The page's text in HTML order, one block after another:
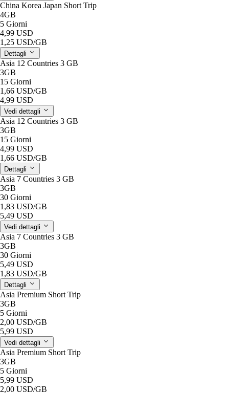
China Korea Japan Short Trip
4GB
5 Giorni
4,99 USD
1,25 USD/GB
Dettagli
Asia 12 Countries 3 GB
3GB
15 Giorni
1,66 USD/GB
4,99 USD
Vedi dettagli
Asia 12 Countries 3 GB
3GB
15 Giorni
4,99 USD
1,66 USD/GB
Dettagli
Asia 7 Countries 3 GB
3GB
30 Giorni
1,83 USD/GB
5,49 USD
Vedi dettagli
Asia 7 Countries 3 GB
3GB
30 Giorni
5,49 USD
1,83 USD/GB
Dettagli
Asia Premium Short Trip
3GB
5 Giorni
2,00 USD/GB
5,99 USD
Vedi dettagli
Asia Premium Short Trip
3GB
5 Giorni
5,99 USD
2,00 USD/GB